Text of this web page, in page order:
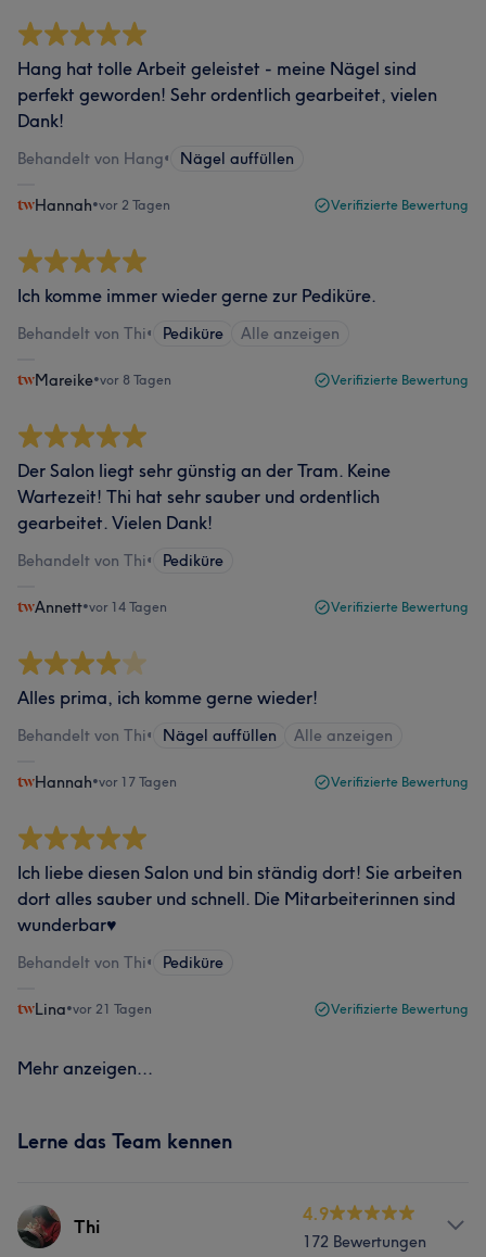
Hang hat tolle Arbeit geleistet - meine Nägel sind
perfekt geworden! Sehr ordentlich gearbeitet, vielen
Dank!
Behandelt von Hang• Nägel auffüllen
Hannah•vor 2 Tagen Verifizierte Bewertung
Ich komme immer wieder gerne zur Pediküre.
Behandelt von Thi• Pediküre Alle anzeigen
Mareike•vor 8 Tagen Verifizierte Bewertung
Der Salon liegt sehr günstig an der Tram. Keine
Wartezeit! Thi hat sehr sauber und ordentlich
gearbeitet. Vielen Dank!
Behandelt von Thi• Pediküre
Annett•vor 14 Tagen Verifizierte Bewertung
Alles prima, ich komme gerne wieder!
Behandelt von Thi• Nägel auffüllen Alle anzeigen
Hannah•vor 17 Tagen Verifizierte Bewertung
Ich liebe diesen Salon und bin ständig dort! Sie arbeiten
dort alles sauber und schnell. Die Mitarbeiterinnen sind
wunderbar♥️
Behandelt von Thi• Pediküre
Lina•vor 21 Tagen Verifizierte Bewertung
Mehr anzeigen...
Lerne das Team kennen
Thi
4.9
172 Bewertungen